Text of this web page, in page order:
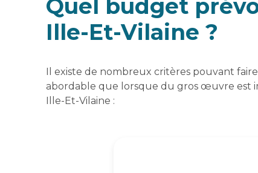
Quel budget
Ille-Et-Vilaine ?
Il existe de nombreux critères pouvant
abordable que lorsque du gros œuvre est
Ille-Et-Vilaine :